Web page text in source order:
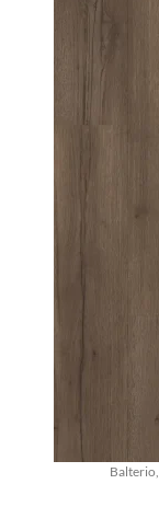
Balterio